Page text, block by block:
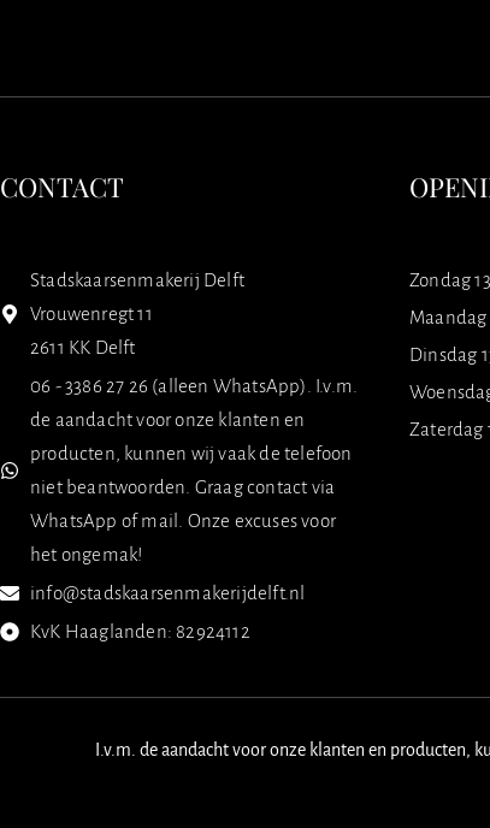
CONTACT
Stadskaarsenmakerij Delft
Vrouwenregt 11
2611 KK Delft
06 - 3386 27 26 (alleen WhatsApp). I.v.m.
de aandacht voor onze klanten en
producten, kunnen wij vaak de telefoon
niet beantwoorden. Graag contact via
WhatsApp of mail. Onze excuses voor
het ongemak!
info@stadskaarsenmakerijdelft.nl
KvK Haaglanden: 82924112
Zondag
Dinsdag
Zaterdag
I.v.m. de aandacht voor onze klanten en producten,